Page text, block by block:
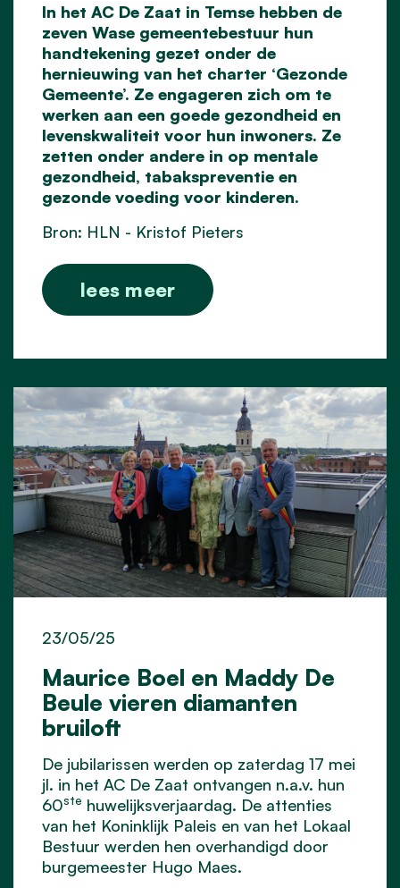
In het AC De Zaat in Temse hebben de
zeven Wase gemeentebestuur hun
handtekening gezet onder de
hernieuwing van het charter ‘Gezonde
Gemeente’. Ze engageren zich om te
werken aan een goede gezondheid en
levenskwaliteit voor hun inwoners. Ze
zetten onder andere in op mentale
gezondheid, tabakspreventie en
gezonde voeding voor kinderen.
Bron: HLN - Kristof Pieters
lees meer
Maurice Boel en Maddy De
Beule vieren diamanten
bruiloft
23/05/25
De jubilarissen werden op zaterdag 17 mei
jl. in het AC De Zaat ontvangen n.a.v. hun
60ste huwelijksverjaardag. De attenties
van het Koninklijk Paleis en van het Lokaal
Bestuur werden hen overhandigd door
burgemeester Hugo Maes.